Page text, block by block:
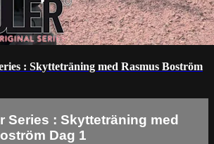
: Skytteträning med Rasmus Boström
Series : Skytteträning med
Dag 1